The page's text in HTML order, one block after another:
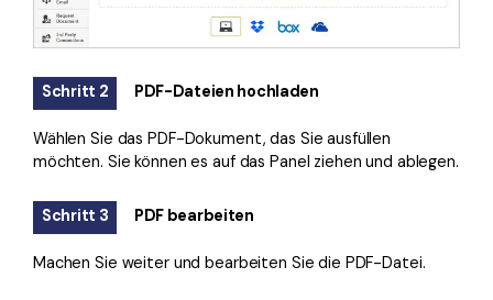
Schritt 2 PDF-Dateien hochladen
Wählen Sie das PDF-Dokument, das Sie ausfüllen
möchten. Sie können es auf das Panel ziehen und ablegen.
Schritt 3 PDF bearbeiten
Machen Sie weiter und bearbeiten Sie die PDF-Datei.